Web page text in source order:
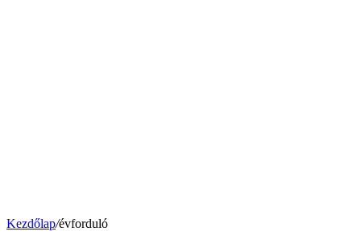
Kezdőlap/évforduló